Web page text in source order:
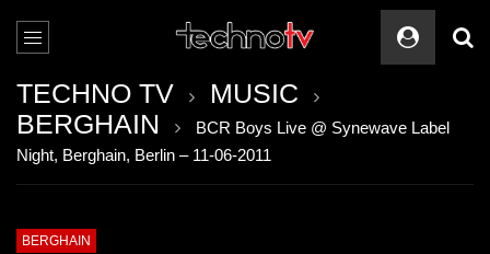
TECHNO TV
MUSIC
BERGHAIN
BCR Boys Live @ Synewave Label
Night, Berghain, Berlin – 11-06-2011
BERGHAIN